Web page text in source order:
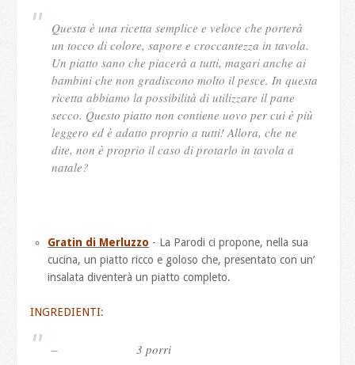
Questa è una ricetta semplice e veloce che porterà
un tocco di colore, sapore e croccantezza in tavola.
Un piatto sano che piacerà a tutti, magari anche ai
bambini che non gradiscono molto il pesce. In questa
ricetta abbiamo la possibilità di utilizzare il pane
secco. Questo piatto non contiene uovo per cui è più
leggero ed è adatto proprio a tutti! Allora, che ne
dite, non è proprio il caso di protarlo in tavola a
natale?
Gratin di Merluzzo - La Parodi ci propone, nella sua
cucina, un piatto ricco e goloso che, presentato con un’
insalata diventerà un piatto completo.
INGREDIENTI:
– 3 porri